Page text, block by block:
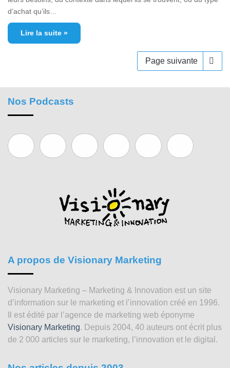
d’achat qu’ils…
Lire la suite »
Page suivante
Nos Podcasts
A propos de Visionary Marketing
Visionary Marketing – Marketing & Innovation est un site
d’information sur le marketing et l’innovation créé en 1996.
Il est édité par l’agence de marketing web éponyme
Visionary Marketing. Depuis 2004, 40 auteurs ont écrit plus
de 2 000 articles sur le marketing, l’innovation et le digital.